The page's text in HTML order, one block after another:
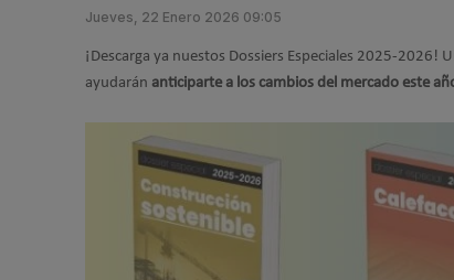
Jueves, 22 Enero 2026 09:05
¡Descarga ya nuestos Dossiers Especiales 2025-
ayudarán anticiparte a los cambios del mercado este